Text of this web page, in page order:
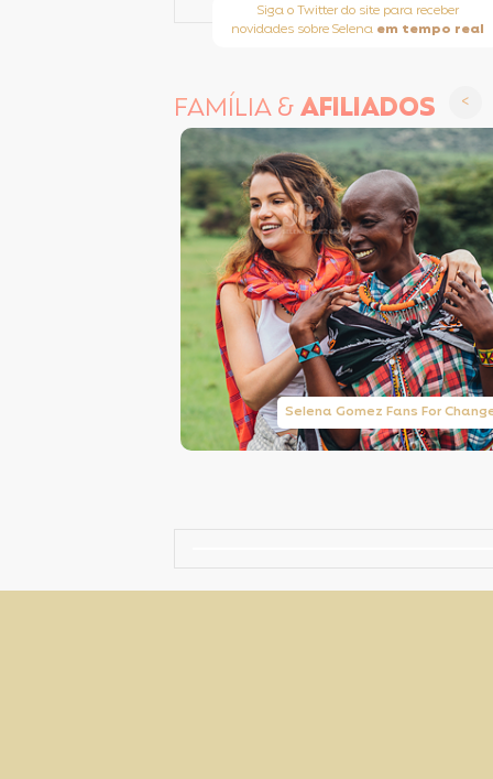
Siga o Twitter do site para receber
novidades sobre Selena em tempo real
FAMÍLIA &AFILIADOS
Selena Gomez Fans For